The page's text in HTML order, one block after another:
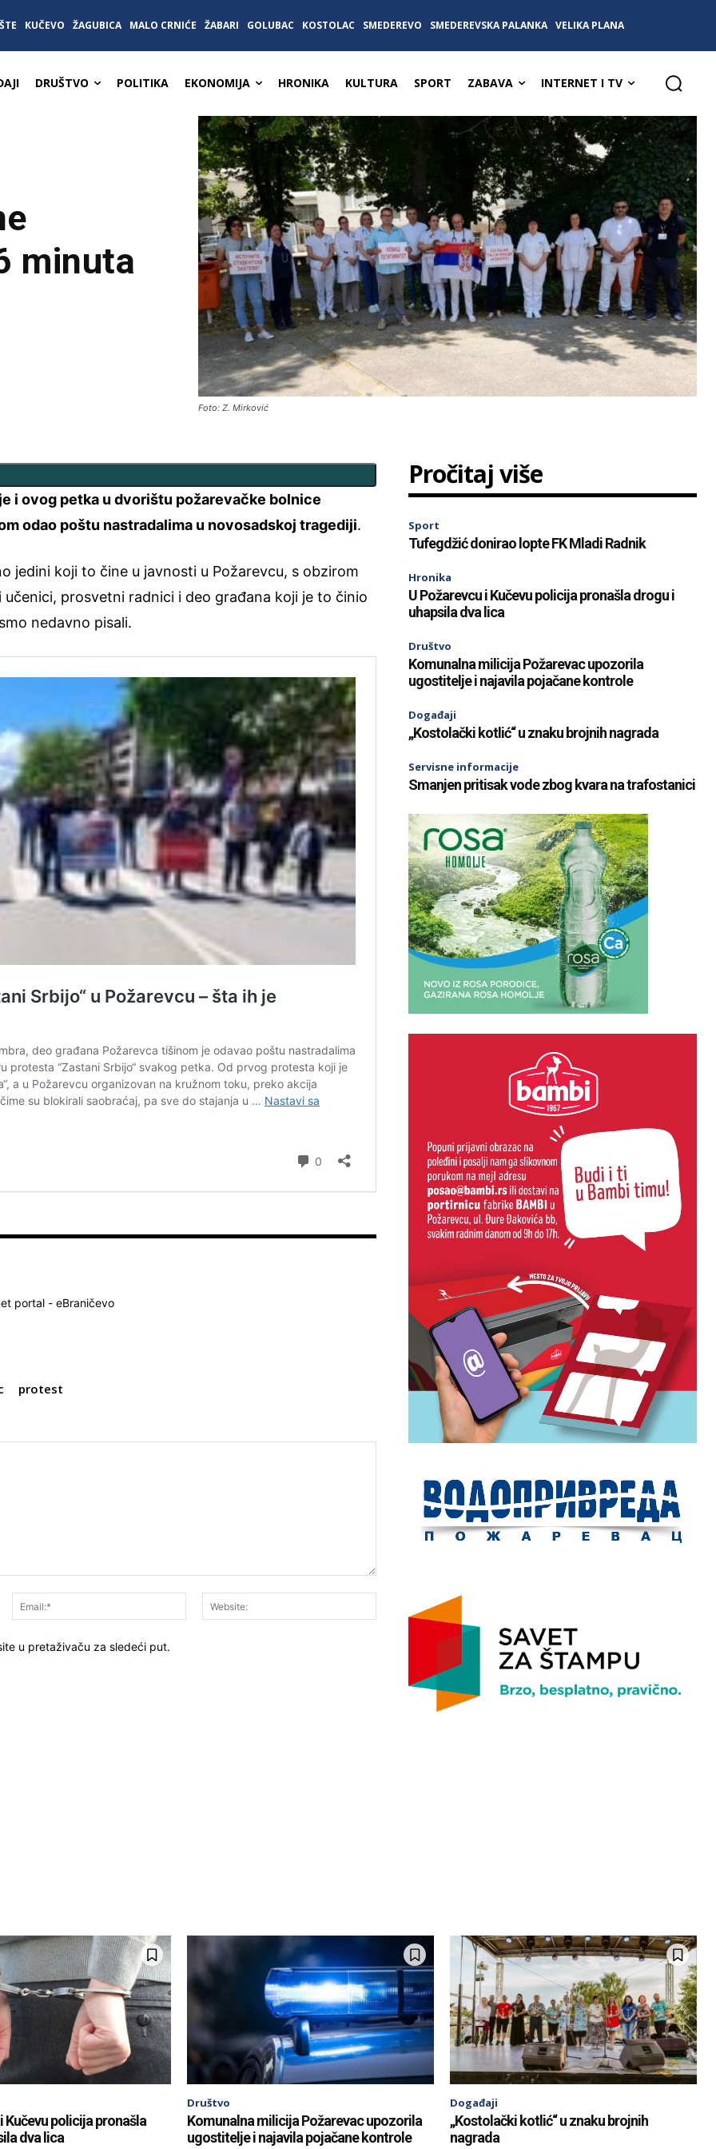
KUČEVO ŽAGUBICA MALO CRNIĆE ŽABARI GOLUBAC KOSTOLAC SMEDEREVO SMEDEREVSKA PALANKA VELIKA PLANA
DRUŠTVO POLITIKA EKONOMIJA HRONIKA KULTURA SPORT ZABAVA INTERNET I TV
minuta
Foto: Z. Mirković
i ovog petka u dvorištu požarevačke bolnice
odao poštu nastradalima u novosadskoj tragediji.
jedini koji to čine u javnosti u Požarevcu, s obzirom
prosvetni radnici i deo građana koji je to činio
nedavno pisali.
portal - eBraničevo
protest
Ime:*
Email:*
u pretaživaču za sledeći put.
Pročitaj više
Sport
Tufegdžić donirao lopte FK Mladi Radnik
Hronika
U Požarevcu i Kučevu policija pronašla drogu i
uhapsila dva lica
Društvo
Komunalna milicija Požarevac upozorila
ugostitelje i najavila pojačane kontrole
Događaji
„Kostolački kotlić“ u znaku brojnih nagrada
Servisne informacije
Smanjen pritisak vode zbog kvara na trafostanici
Kučevu policija pronašla
dva lica
Društvo
Komunalna milicija Požarevac upozorila
ugostitelje i najavila pojačane kontrole
Događaji
„Kostolački kotlić“ u znaku brojnih
nagrada